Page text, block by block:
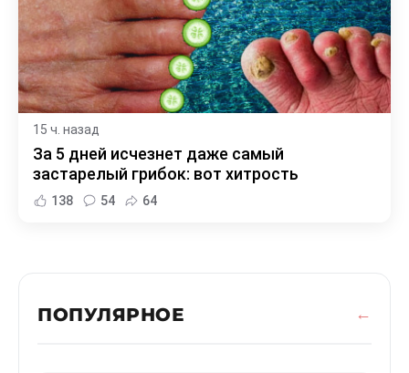
15 ч. назад
За 5 дней исчезнет даже самый
застарелый грибок: вот хитрость
138 54 64
ПОПУЛЯРНОЕ